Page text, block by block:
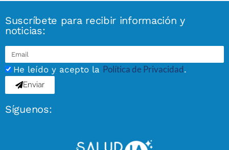
Suscríbete para recibir información y
noticias:
He leído y acepto la Política de Privacidad.
Enviar
Síguenos: